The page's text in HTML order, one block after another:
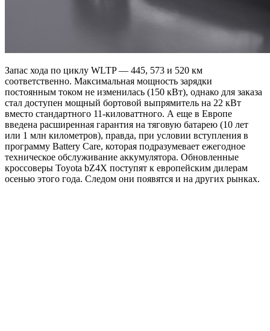
Запас хода по циклу WLTP — 445, 573 и 520 км
соответственно. Максимальная мощность зарядки
постоянным током не изменилась (150 кВт), однако для заказа
стал доступен мощный бортовой выпрямитель на 22 кВт
вместо стандартного 11-киловаттного. А еще в Европе
введена расширенная гарантия на тяговую батарею (10 лет
или 1 млн километров), правда, при условии вступления в
программу Battery Care, которая подразумевает ежегодное
техническое обслуживание аккумулятора. Обновленные
кроссоверы Toyota bZ4X поступят к европейским дилерам
осенью этого года. Следом они появятся и на других рынках.